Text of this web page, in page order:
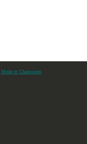
Mode et Chaussures